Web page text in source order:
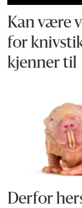
Kan være
for
kjenner til
Derfor